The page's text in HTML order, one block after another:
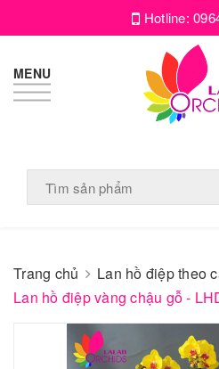
Hotline:
MENU
Trang chủ
Lan hồ điệp theo
Lan hồ điệp vàng chậu gỗ -